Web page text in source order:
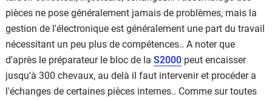
pièces ne pose généralement jamais de problèmes, mais la
gestion de l'électronique est généralement une part du travail
nécessitant un peu plus de compétences.. A noter que
d'après le préparateur le bloc de la S2000 peut encaisser
jusqu'à 300 chevaux, au delà il faut intervenir et procéder a
l'échanges de certaines pièces internes.. Comme sur toutes